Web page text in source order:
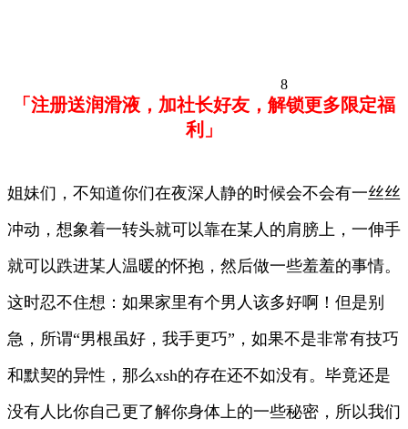
8
「注册送润滑液，加社长好友，解锁更多限定福
利」
姐妹们，不知道你们在夜深人静的时候会不会有一丝丝
冲动，想象着一转头就可以靠在某人的肩膀上，一伸手
就可以跌进某人温暖的怀抱，然后做一些羞羞的事情。
这时忍不住想：如果家里有个男人该多好啊！但是别
急，所谓“男根虽好，我手更巧”，如果不是非常有技巧
和默契的异性，那么xsh的存在还不如没有。毕竟还是
没有人比你自己更了解你身体上的一些秘密，所以我们